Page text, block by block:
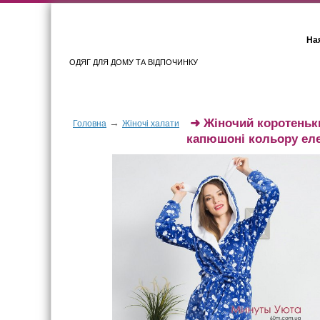
ОДЯГ ДЛЯ ДОМУ ТА ВІДПОЧИНКУ
Головна → Жіночі халати ➜ Жіночий
капюшоні кольору